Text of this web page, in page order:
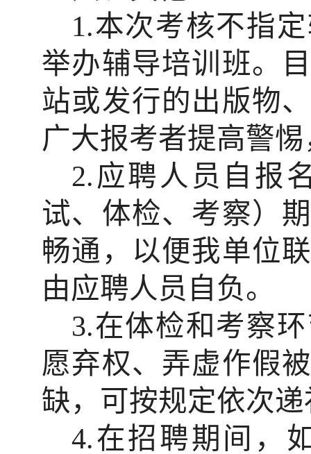
1.本次考核不指
举办辅导培训班。
站或发行的出版物
广大报考者提高警
2. 应聘人员 自报
试、体检、考察）
畅通，以便我单位
由应聘人员自负。
3.在体检和考察
愿弃权、弄虚作假
缺，可按规定依次
4.在招聘期间，